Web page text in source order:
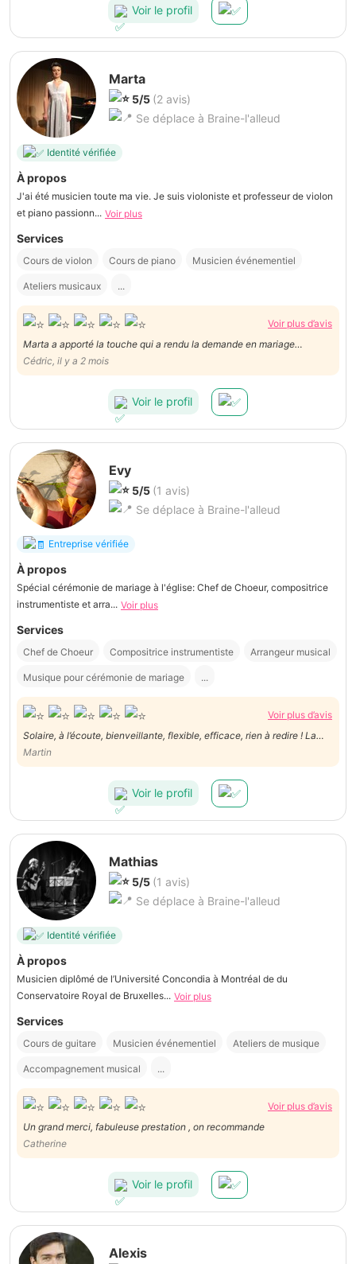
Voir le profil
Marta
5/5 (2 avis)
Se déplace à Braine-l'alleud
Identité vérifiée
À propos
J'ai été musicien toute ma vie. Je suis violoniste et professeur de violon
et piano passionn... Voir plus
Services
Cours de violon Cours de piano Musicien événementiel
Ateliers musicaux ...
Voir plus d’avis
Marta a apporté la touche qui a rendu la demande en mariage
exceptionnelle. Super à l’écoute et flexible. Douce et présente
discrètement. Sans oublier le plus important : son talent !
Cédric, il y a 2 mois
Voir le profil
Evy
5/5 (1 avis)
Se déplace à Braine-l'alleud
Entreprise vérifiée
À propos
Spécial cérémonie de mariage à l'église: Chef de Choeur, compositrice
instrumentiste et arra... Voir plus
Services
Chef de Choeur Compositrice instrumentiste Arrangeur musical
Musique pour cérémonie de mariage ...
Voir plus d’avis
Solaire, à l’écoute, bienveillante, flexible, efficace, rien à redire ! La
personne à avoir à ses côtés pour mener à bien vos projets ! 👍🏻👍🏻
Martin
Voir le profil
Mathias
5/5 (1 avis)
Se déplace à Braine-l'alleud
Identité vérifiée
À propos
Musicien diplômé de l’Université Concondia à Montréal de du
Conservatoire Royal de Bruxelles... Voir plus
Services
Cours de guitare Musicien événementiel Ateliers de musique
Accompagnement musical ...
Voir plus d’avis
Un grand merci, fabuleuse prestation , on recommande
Catherine
Voir le profil
Alexis